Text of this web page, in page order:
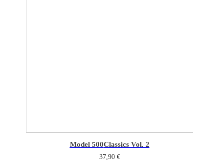
Model 500Classics Vol. 2
37,90 €